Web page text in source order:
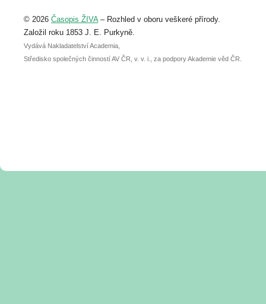
abstraktu přihlášené přednášky nebo
posteru je už 30. června.
© 2026 Časopis ŽIVA– Rozhled v oboru veškeré přírody.
Založil roku 1853 J. E. Purkyně.
Vydává Nakladatelství Academia,
Středisko společných činností AV ČR, v. v. i., za podpory Akademie věd ČR.